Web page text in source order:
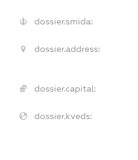
dossier.smida:
dossier.address:
dossier.capital:
dossier.kveds: